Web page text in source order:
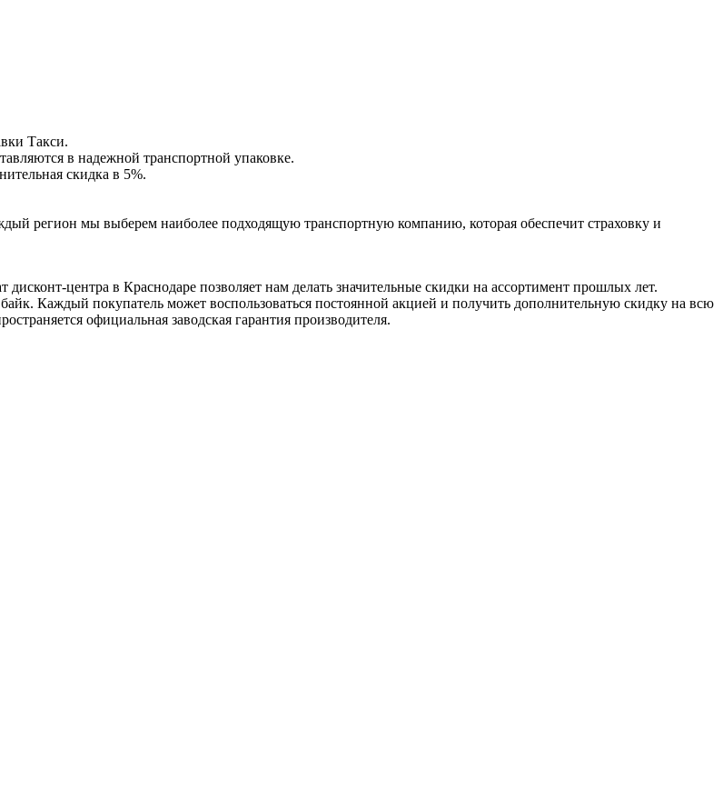
Такси.
в надежной транспортной упаковке.
скидка в 5%.
регион мы выберем наиболее подходящую транспортную компанию, которая обеспечит страховку и
центра в Краснодаре позволяет нам делать значительные скидки на ассортимент прошлых лет.
Каждый покупатель может воспользоваться постоянной акцией и получить дополнительную скидку на всю
официальная заводская гарантия производителя.